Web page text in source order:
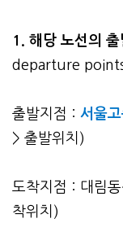
1. 해당 노선의
departure
출발지점 : 서울
> 출발위치)
도착지점 : 대림
착위치)